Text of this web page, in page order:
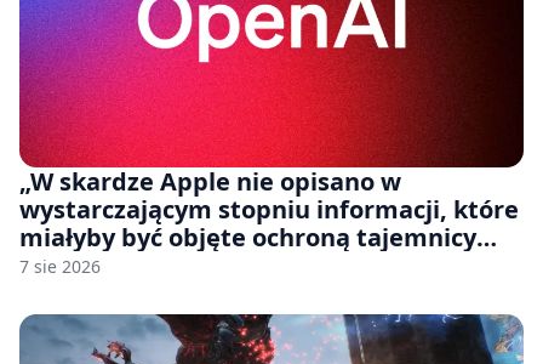
„W skardze Apple nie opisano w
wystarczającym stopniu informacji, które
miałyby być objęte ochroną tajemnicy
handlowej”. OpenAI żąda odrzucenia
7 sie 2026